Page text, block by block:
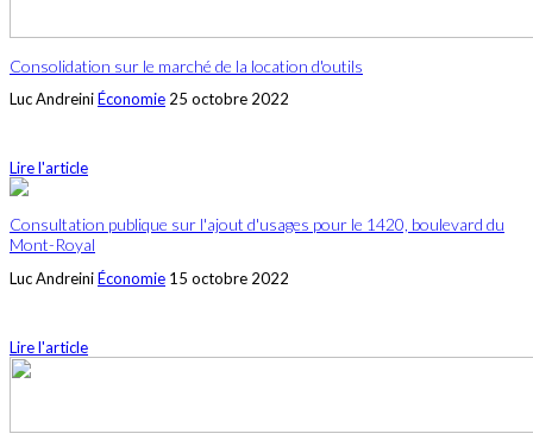
Consolidation sur le marché de la location d'outils
Luc AndreiniÉconomie 25 octobre 2022
Lire l'article
Consultation publique sur l'ajout d'usages pour le 1420, boulevard du
Mont-Royal
Luc AndreiniÉconomie 15 octobre 2022
Lire l'article